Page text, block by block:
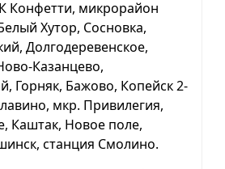
микрорайон
Хутор, Сосновка,
Долгодеревенское,
Казанцево,
Горняк, Бажово, Копейск 2-
мкр. Привилегия,
Каштак, Новое поле,
станция Смолино.